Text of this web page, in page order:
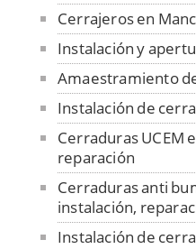
Cerrajeros en
Instalación y
Amaestramiento
Instalación de
Cerraduras UCEM
reparación
Cerraduras anti
instalación,
Instalación de